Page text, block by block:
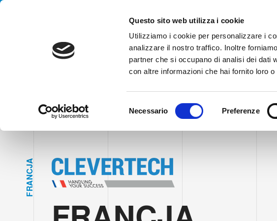
Questo sito web utilizza i cookie
Utilizziamo i cookie per personalizzare i
analizzare il nostro traffico. Inoltre
partner che si occupano di analisi dei dati
con altre informazioni che hai fornito loro
e
o
n
Necessario Preferenze
AGENCJA PRODUKTY
F
R
A
N
C
J
A